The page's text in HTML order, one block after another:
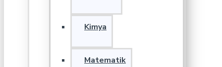
Kimya
Matematik